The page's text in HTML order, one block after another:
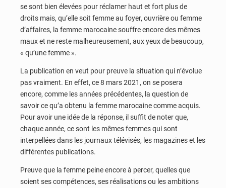
se sont bien élevées pour réclamer haut et fort plus de
droits mais, qu’elle soit femme au foyer, ouvrière ou femme
d’affaires, la femme marocaine souffre encore des mêmes
maux et ne reste malheureusement, aux yeux de beaucoup,
« qu’une femme ».
La publication en veut pour preuve la situation qui n’évolue
pas vraiment. En effet, ce 8 mars 2021, on se posera
encore, comme les années précédentes, la question de
savoir ce qu’a obtenu la femme marocaine comme acquis.
Pour avoir une idée de la réponse, il suffit de noter que,
chaque année, ce sont les mêmes femmes qui sont
interpellées dans les journaux télévisés, les magazines et les
différentes publications.
Preuve que la femme peine encore à percer, quelles que
soient ses compétences, ses réalisations ou les ambitions